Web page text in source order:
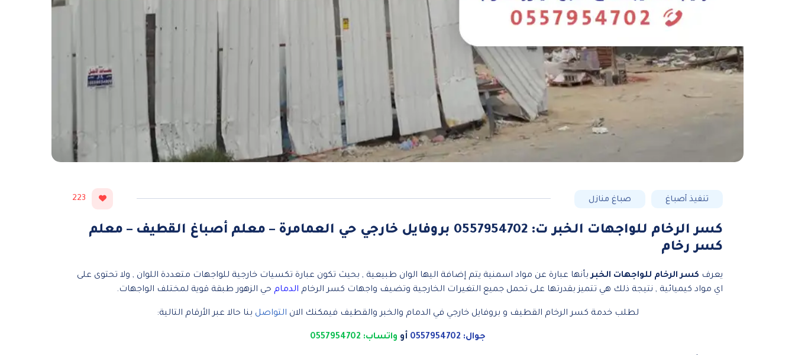
تنفيذ أصباغ صباغ منازل 223
كسر الرخام للواجهات الخبر ت: 0557954702 بروفايل خارجي حي العمامرة – معلم أصباغ القطيف – معلم
كسر رخام
يعرف كسر الرخام للواجهات الخبربأنها عبارة عن مواد اسمنية يتم إضافة اليها الوان طبيعية , بحيث تكون عبارة تكسيات خارجية للواجهات متعددة اللوان , ولا تحتوى على
اي مواد كيميائية , نتيجة ذلك هي تتميز بقدرتها على تحمل جميع التغيرات الخارجية وتضيف واجهات كسر الرخام الدمام حي الزهور طبقة قوية لمختلف الواجهات.
لطلب خدمة كسر الرخام القطيف و بروفايل خارجي في الدمام والخبر والقطيف فيمكنك الان التواصل بنا حالا عبر الأرقام التالية:
جوال: 0557954702 أو واتساب: 0557954702